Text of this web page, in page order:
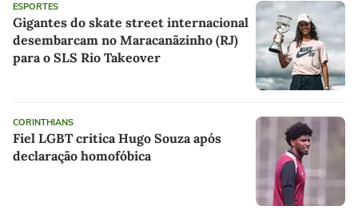
ESPORTES
Gigantes do skate street internacional
desembarcam no Maracanãzinho (RJ)
para o SLS Rio Takeover
CORINTHIANS
Fiel LGBT critica Hugo Souza após
declaração homofóbica